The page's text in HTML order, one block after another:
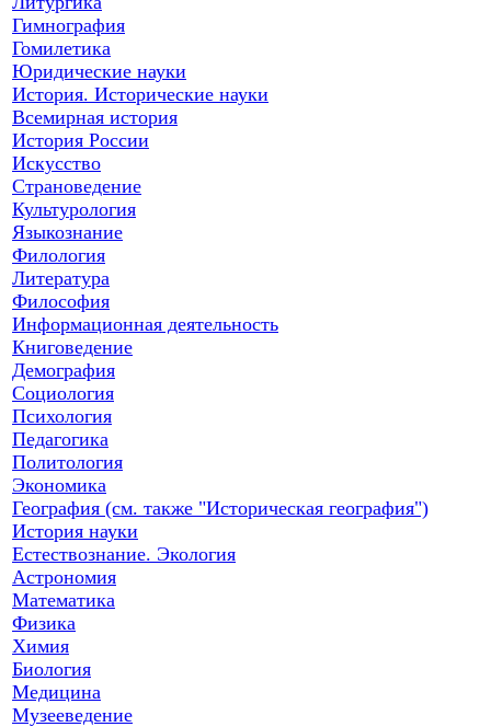
Гимнография
Гомилетика
Юридические науки
История. Исторические науки
Всемирная история
История России
Искусство
Страноведение
Культурология
Языкознание
Филология
Литература
Философия
Информационная деятельность
Книговедение
Демография
Социология
Психология
Педагогика
Политология
Экономика
География (см. также "Историческая география")
История науки
Естествознание. Экология
Астрономия
Математика
Физика
Химия
Биология
Медицина
Музееведение